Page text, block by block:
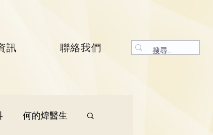
訊 聯絡我們
何的煒醫生